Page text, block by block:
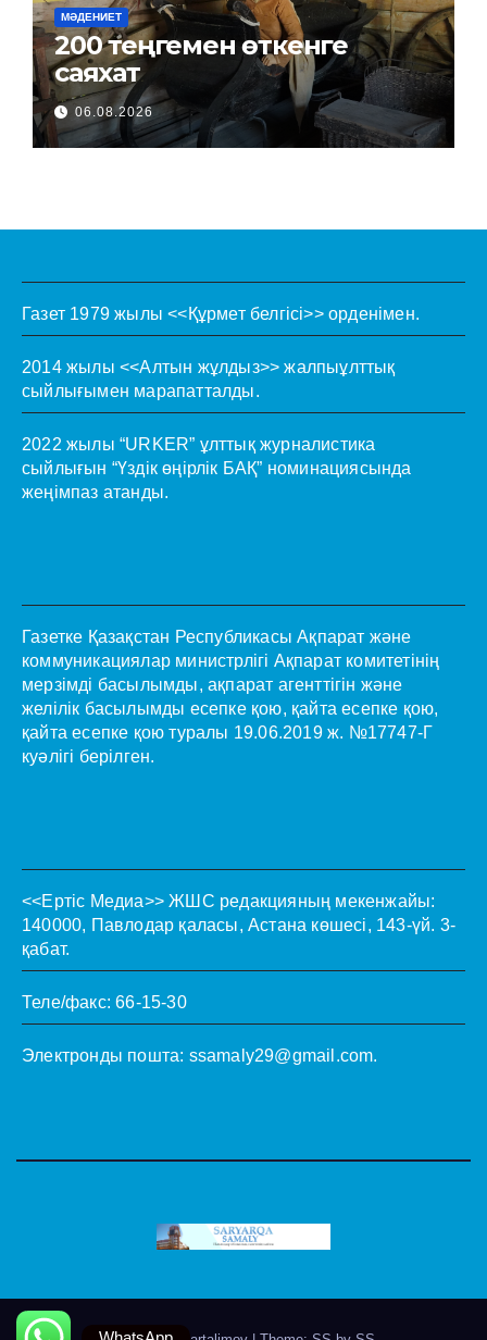
МӘДЕНИЕТ
200 теңгемен өткенге
саяхат
06.08.2026
Газет 1979 жылы <<Құрмет белгісі>> орденімен.
2014 жылы <<Алтын жұлдыз>> жалпыұлттық
сыйлығымен марапатталды.
2022 жылы “URKER” ұлттық журналистика
сыйлығын “Үздік өңірлік БАҚ” номинациясында
жеңімпаз атанды.
Газетке Қазақстан Республикасы Ақпарат және
коммуникациялар министрлігі Ақпарат комитетінің
мерзімді басылымды, ақпарат агенттігін және
желілік басылымды есепке қою, қайта есепке қою,
қайта есепке қою туралы 19.06.2019 ж. №17747-Г
куәлігі берілген.
<<Ертіс Медиа>> ЖШС редакцияның мекенжайы:
140000, Павлодар қаласы, Астана көшесі, 143-үй. 3-
қабат.
Теле/факс: 66-15-30
Электронды пошта: ssamaly29@gmail.com.